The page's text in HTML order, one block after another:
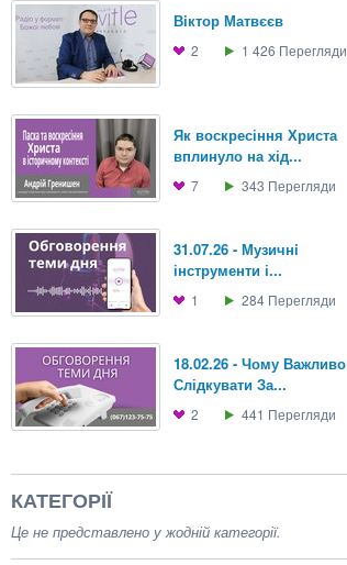
Вiктор Матвєєв
2 1 426 Перегляди
Як воскресіння Христа
вплинуло на хід...
7 343 Перегляди
31.07.26 - Музичнi
інструменти і...
1 284 Перегляди
18.02.26 - Чому Важливо
Слідкувати За...
2 441 Перегляди
КАТЕГОРІЇ
Це не представлено у жодній категорії.